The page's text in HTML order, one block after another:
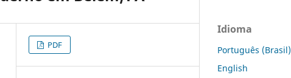
PDF
Idioma
Português (Brasil)
English